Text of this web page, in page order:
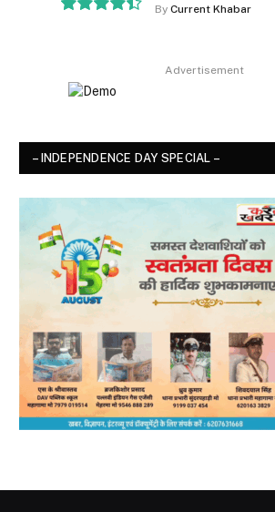
By Current Khabar
Advertisement
– INDEPENDENCE DAY SPECIAL –